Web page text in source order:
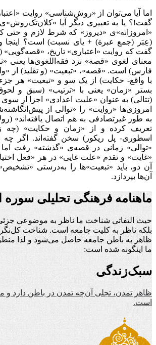
اما آیا می‌توان از «روش‌شناسی» روایت
گفت!؟ یا به تعبیری دیگر آیا
«امروزانه»ی «دیروز» که شرط لازم و حتی
(عِبَر (جمع عبرة) + یای نسبت) است؟ اینجا و
گفت که روایت «اعتباری» تاریخ،
معنای لغوی «قصه» نزد فقه‌اللغوی‌ها یعنی
فارس) است. «قصه»، «تبعیت» (و تقلید) از
با واقع- حکایت) از یک سو و «تبعیت» هر
بستر «زمان» یعنی با «ترتیب» (سبق و
(تتالی) به عنوان «علیت اعدادی» اجزا از
امروزی‌ها «روایت» را «توالی از
به طور غیرتصادفی به هم اتصال یافته‌اند»
تعریف کرده و از «زمان و حکایت» (چه
اسطوری- پل ریکور) سخن گفته‌اند. اگر
«توالی» زمانی در قصه‌ی «گذشته» رفت اما
«غایت» و تقدم «علت غایی» در هر «فعل
آن دو، باید «تبعیت»ها را به‌درستی
آن‌ها بپردازد.
ماهنامه فرهنگی تحلیلی سوره
حیث التفاتی شناخت ما ناظر به موضوعی
بلکه ناظر به کلیت جامعه است. شناخت کل‌نگر
ظاهر به باطن جامعه حاصل می‌شود و لذا
ما اینگونه شده است:
سبک‌زندگی
ظاهر تمدن، تجلی آن‌چه تمدن در باطن دارد و
است.